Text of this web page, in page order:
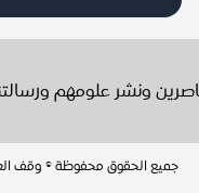
ونشر علومهم
جميع الحقوق محفوظة © وقف العلماء الخيري 1447